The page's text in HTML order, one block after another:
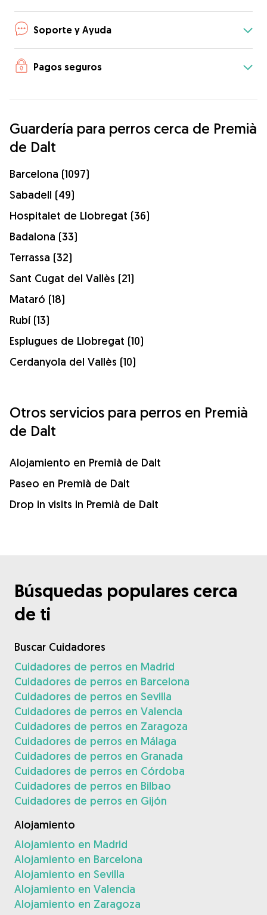
Soporte y Ayuda
Pagos seguros
Guardería para perros cerca de Premià
de Dalt
Barcelona (1097)
Sabadell (49)
Hospitalet de Llobregat (36)
Badalona (33)
Terrassa (32)
Sant Cugat del Vallès (21)
Mataró (18)
Rubí (13)
Esplugues de Llobregat (10)
Cerdanyola del Vallès (10)
Otros servicios para perros en Premià
de Dalt
Alojamiento en Premià de Dalt
Paseo en Premià de Dalt
Drop in visits in Premià de Dalt
Búsquedas populares cerca
de ti
Buscar Cuidadores
Cuidadores de perros en Madrid
Cuidadores de perros en Barcelona
Cuidadores de perros en Sevilla
Cuidadores de perros en Valencia
Cuidadores de perros en Zaragoza
Cuidadores de perros en Málaga
Cuidadores de perros en Granada
Cuidadores de perros en Córdoba
Cuidadores de perros en Bilbao
Cuidadores de perros en Gijón
Alojamiento
Alojamiento en Madrid
Alojamiento en Barcelona
Alojamiento en Sevilla
Alojamiento en Valencia
Alojamiento en Zaragoza